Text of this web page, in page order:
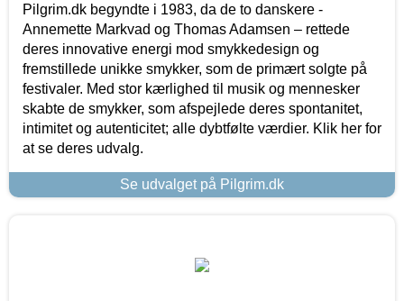
Pilgrim.dk begyndte i 1983, da de to danskere -
Annemette Markvad og Thomas Adamsen – rettede
deres innovative energi mod smykkedesign og
fremstillede unikke smykker, som de primært solgte på
festivaler. Med stor kærlighed til musik og mennesker
skabte de smykker, som afspejlede deres spontanitet,
intimitet og autenticitet; alle dybtfølte værdier. Klik her for
at se deres udvalg.
Se udvalget på Pilgrim.dk